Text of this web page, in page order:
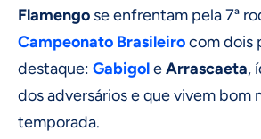
Flamengo se enfrentam pela 7ª
Campeonato Brasileirocom dois
destaque: GabigoleArrascaeta,
dos adversários e que vivem bom
temporada.